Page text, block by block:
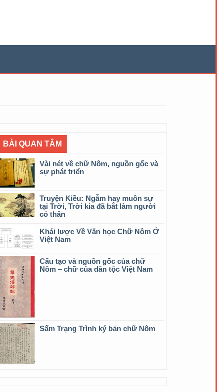
BÀI QUAN TÂM
Vài nét về chữ Nôm, nguồn gốc và
sự phát triển
Truyện Kiều: Ngẫm hay muôn sự
tại Trời, Trời kia đã bắt làm người
có thân
Khái lược Về Văn học Chữ Nôm Ở
Việt Nam
Cấu tạo và nguồn gốc của chữ
Nôm – chữ của dân tộc Việt Nam
Sấm Trạng Trình ký bản chữ Nôm